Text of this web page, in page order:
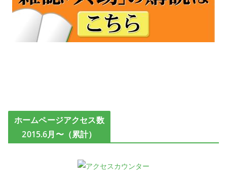
ホームページアクセス数
2015.6月〜（累計）